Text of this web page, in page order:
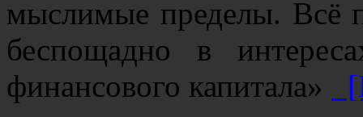
мыслимые пределы. Всё
беспощадно в
финансового капитала»